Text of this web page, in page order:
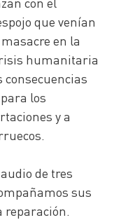
que venían
en la
humanitaria
consecuencias
los
y a
de tres
sus
reparación.